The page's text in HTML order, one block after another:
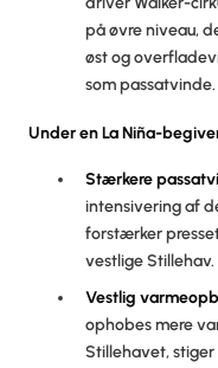
på øvre niveau,
øst og
som passatvinde.
Under en La Niña-
Stærkere
intensivering af
forstærker
vestlige Stillehav.
Vestlig
ophobes mere
Stillehavet,